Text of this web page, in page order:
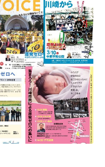
わさき」大集会 第二分
福島からの発言
カウントダウンinかわ
ウントダウンinかわさ
講演会